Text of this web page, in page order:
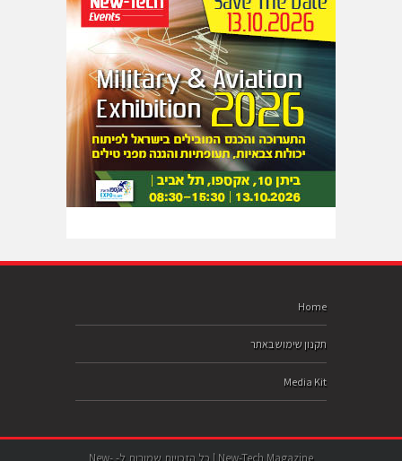
Home
תקנון שימוש באתר
Media Kit
New-Tech Magazine | כל הזכויות שמורות ל- New-